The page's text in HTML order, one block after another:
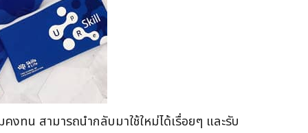
งทน สามารถนำกลับมาใช้ใหม่ได้เรื่อยๆ และรับ